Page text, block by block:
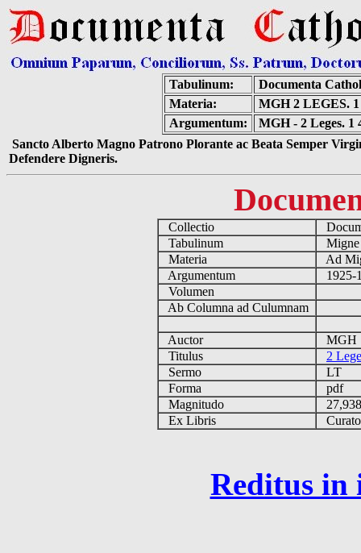
Tabulinum:
Documenta
Materia:
MGH 2 LEGES.
Argumentum:
MGH - 2 Leges. 1
Sancto Alberto Magno Patrono Plorante ac Beata Semper
Defendere Digneris.
Collectio
Tabulinum
Materia
Ad
Argumentum
1925-
Volumen
Ab Columna ad Culumnam
Auctor
MGH
Titulus
2
Sermo
LT
Forma
pdf
Magnitudo
Ex Libris
Reditus in